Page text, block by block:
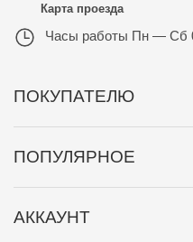
Карта проезда
Часы работы Пн — Сб
ПОКУПАТЕЛЮ
ПОПУЛЯРНОЕ
АККАУНТ